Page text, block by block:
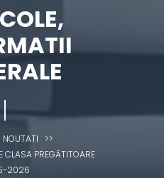
NOUTATI
>>
CLASA PREGĂTITOARE
2026